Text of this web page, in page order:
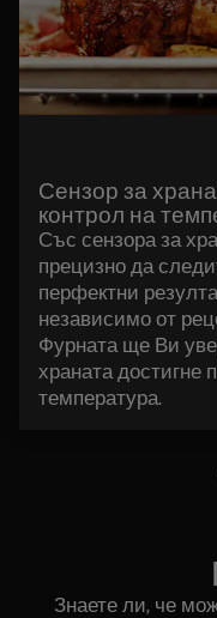
Сензор за
контрол на
Със сензора за
прецизно да
перфектни
независимо от
Фурната ще Ви
храната достигне
температура.
Знаете ли, че